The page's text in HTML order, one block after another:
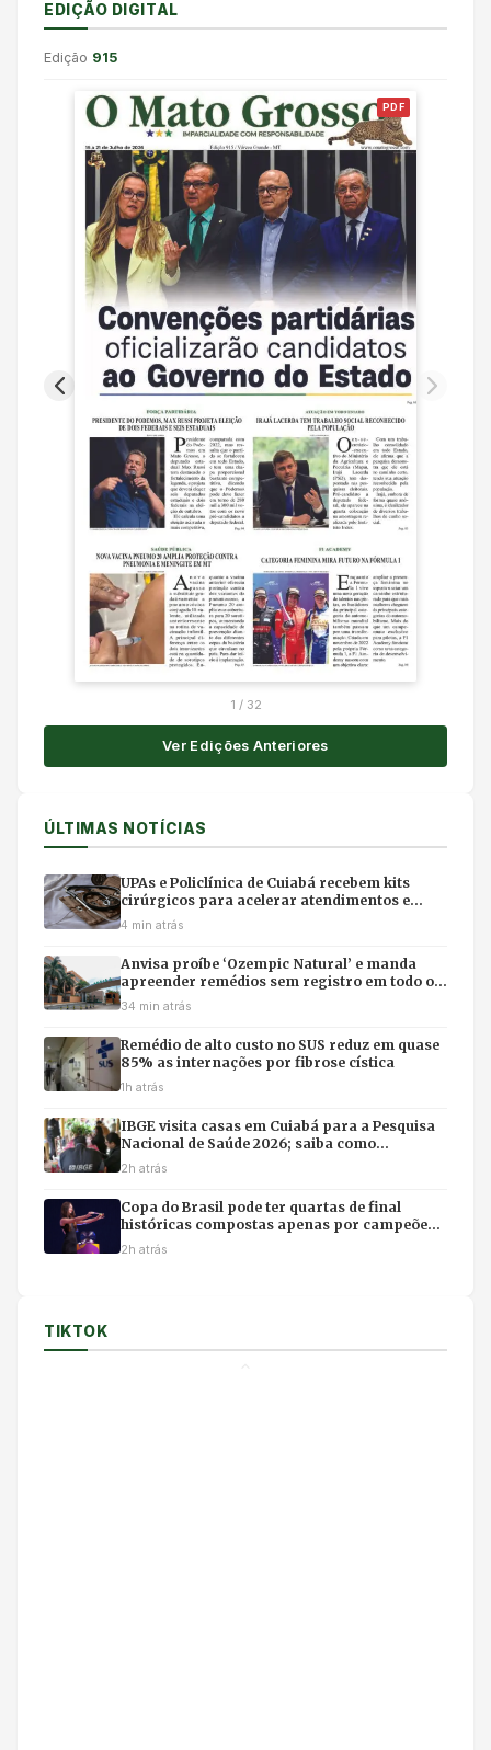
EDIÇÃO DIGITAL
Edição 915
PDF
1 / 32
Ver Edições Anteriores
ÚLTIMAS NOTÍCIAS
UPAs e Policlínica de Cuiabá recebem kits
cirúrgicos para acelerar atendimentos e
evitar filas em hospitais
4 min atrás
Anvisa proíbe ‘Ozempic Natural’ e manda
apreender remédios sem registro em todo o
Brasil
34 min atrás
Remédio de alto custo no SUS reduz em quase
85% as internações por fibrose cística
1h atrás
IBGE visita casas em Cuiabá para a Pesquisa
Nacional de Saúde 2026; saiba como
identificar entrevistadores
2h atrás
Copa do Brasil pode ter quartas de final
históricas compostas apenas por campeões
do torneio
2h atrás
TIKTOK